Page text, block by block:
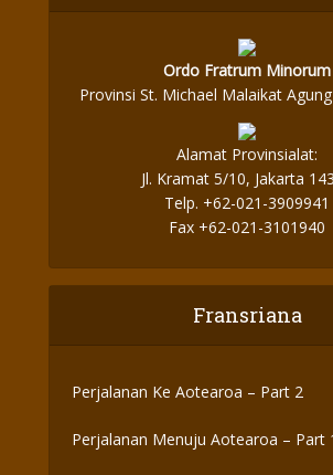
Ordo Fratrum Minorum
Provinsi St. Michael Malaikat
Alamat Provinsialat:
Jl. Kramat 5/10, Jakarta
Telp. +62-021-3909941
Fax +62-021-3101940
Fransriana
Perjalanan Ke Aotearoa – Part 2
Perjalanan Menuju Aotearoa – Part